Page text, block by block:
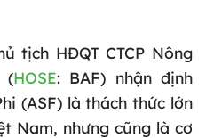
tịch HĐQT CTCP Nông
(HOSE: BAF) nhận định
(ASF) là thách thức lớn
Nam, nhưng cũng là cơ